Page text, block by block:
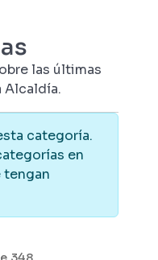
las últimas
Alcaldía.
categoría.
en
tengan